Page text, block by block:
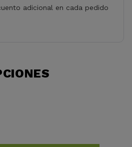
adicional en cada pedido